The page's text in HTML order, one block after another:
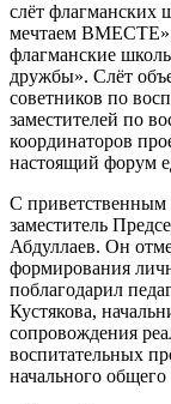
слёт флагманских
мечтаем ВМЕСТЕ».
флагманские
дружбы». Слёт
советников по
заместителей по
координаторов
настоящий форум
С приветственным
заместитель
Абдуллаев. Он
формирования
поблагодарил
Кустякова,
сопровождения
воспитательных
начального общего